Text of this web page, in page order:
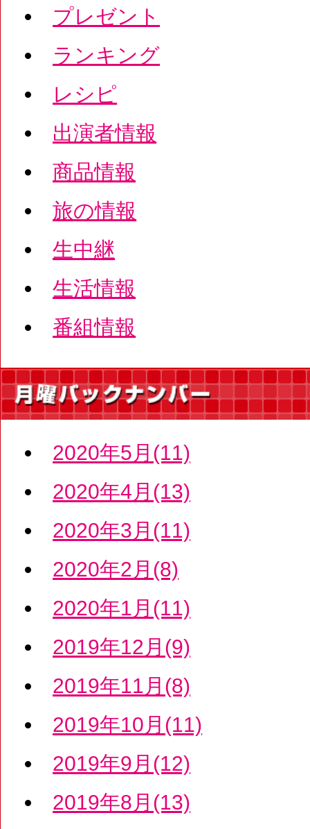
プレゼント
ランキング
レシピ
出演者情報
商品情報
旅の情報
生中継
生活情報
番組情報
2020年5月(11)
2020年4月(13)
2020年3月(11)
2020年2月(8)
2020年1月(11)
2019年12月(9)
2019年11月(8)
2019年10月(11)
2019年9月(12)
2019年8月(13)